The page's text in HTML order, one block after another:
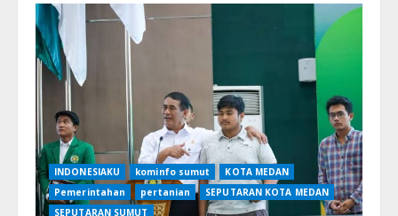
ke
Nias
Selatan,
Bobby
Nasution
Dihujani
Keluhan
Pupuk
Langka
hingga
Gas
Melon
Tembus
Rp30
Ribu
INDONESIAKU kominfo sumut
KOTA MEDAN
Pemerintahan
pertanian
SEPUTARAN KOTA MEDAN
SEPUTARAN SUMUT